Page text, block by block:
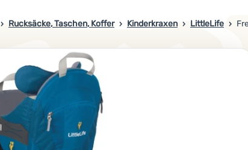
4campingshop.de
Rucksäcke, Taschen, Koffer Kinderkraxen LittleLife